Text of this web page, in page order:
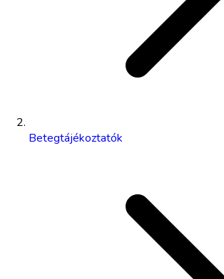
Betegtájékoztatók